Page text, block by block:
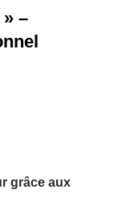
–
grâce aux